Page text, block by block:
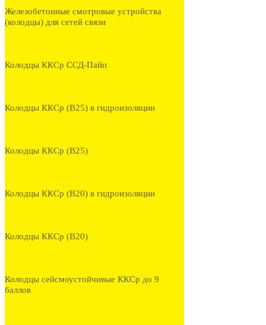
Железобетонные смотровые устройства
(колодцы) для сетей связи
Колодцы ККСр ССД-Пайп
Колодцы ККСр (В25) в гидроизоляции
Колодцы ККСр (В25)
Колодцы ККСр (В20) в гидроизоляции
Колодцы ККСр (В20)
Колодцы сейсмоустойчивые ККСр до 9
баллов